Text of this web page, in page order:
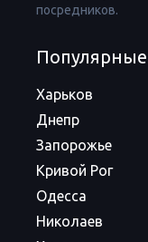
посредников.
Харьков
Днепр
Запорожье
Кривой Рог
Одесса
Николаев